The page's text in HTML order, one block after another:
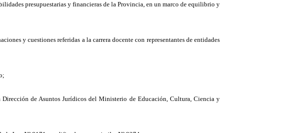
presupuestarias y financieras de la Provincia, en un marco de equilibrio y
y cuestiones referidas a la carrera docente con representantes de entidades
de Asuntos Jurídicos del Ministerio de Educación, Cultura, Ciencia y